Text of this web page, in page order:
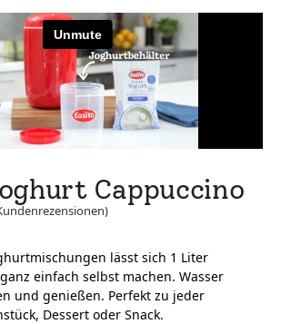
Cappuccino
lässt sich 1 Liter
einfach selbst machen. Wasser
und genießen. Perfekt zu jeder
Dessert oder Snack.